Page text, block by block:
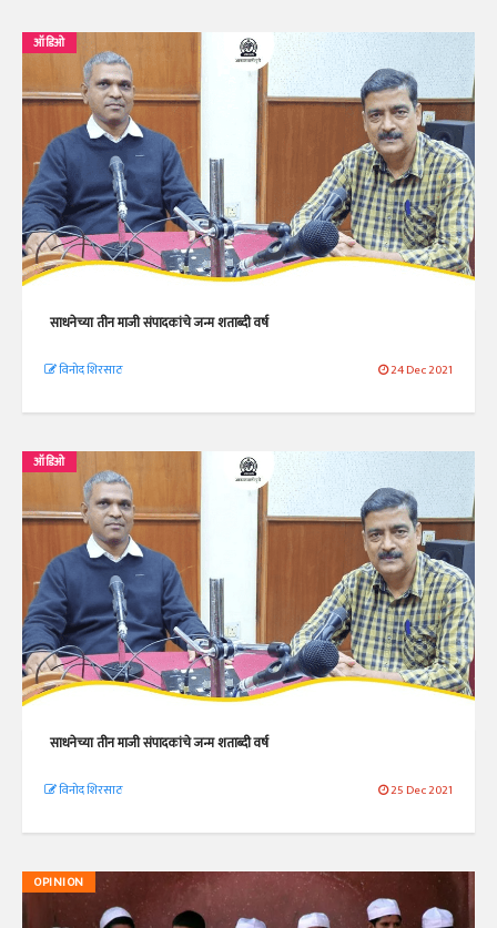
ऑडिओ
साधनेच्या तीन माजी संपादकांचे जन्म शताब्दी वर्ष
विनोद शिरसाठ 24 Dec 2021
ऑडिओ
साधनेच्या तीन माजी संपादकांचे जन्म शताब्दी वर्ष
विनोद शिरसाठ 25 Dec 2021
OPINION